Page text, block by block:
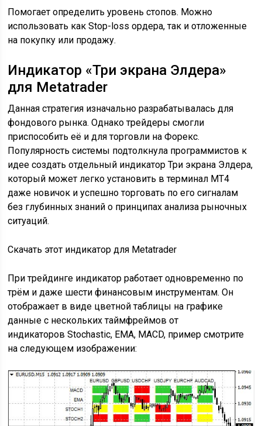
Помогает определить уровень стопов. Можно
использовать как Stop-loss ордера, так и отложенные
на покупку или продажу.
Индикатор «Три экрана Элдера»
для Metatrader
Данная стратегия изначально разрабатывалась для
фондового рынка. Однако трейдеры смогли
приспособить её и для торговли на Форекс.
Популярность системы подтолкнула программистов к
идее создать отдельный индикатор Три экрана Элдера,
который может легко установить в терминал MT4
даже новичок и успешно торговать по его сигналам
без глубинных знаний о принципах анализа рыночных
ситуаций.
Скачать этот индикатор для Metatrader
При трейдинге индикатор работает одновременно по
трём и даже шести финансовым инструментам. Он
отображает в виде цветной таблицы на графике
данные с нескольких таймфреймов от
индикаторов Stochastic, EMA, MACD, пример смотрите
на следующем изображении: